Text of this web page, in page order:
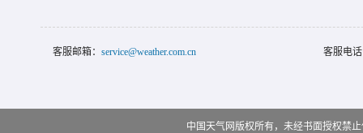
客服邮箱： service@weather.com.cn 客服电
中国天气网版权所有，未经书面授权